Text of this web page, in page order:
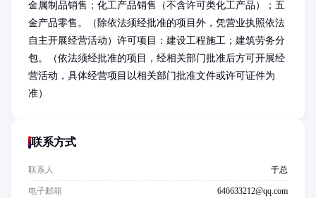
金属制品销售；化工产品销售（不含许可类化工产品）；五
金产品零售。（除依法须经批准的项目外，凭营业执照依法
自主开展经营活动）许可项目：建设工程施工；建筑劳务分
包。（依法须经批准的项目，经相关部门批准后方可开展经
营活动，具体经营项目以相关部门批准文件或许可证件为
准）
联系方式
联系人 于总
电子邮箱 646633212@qq.com